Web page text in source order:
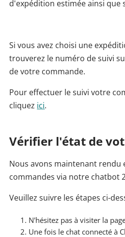
d'expédition estimée ainsi que
Si vous avez choisi une
trouverez le numéro de suivi
de votre commande.
Pour effectuer le suivi votre
cliquez ici.
Vérifier l'état de
Nous avons maintenant
commandes via notre chatbot
Veuillez suivre les étapes ci-
N'hésitez pas à visiter la
Une fois le chat connecté à